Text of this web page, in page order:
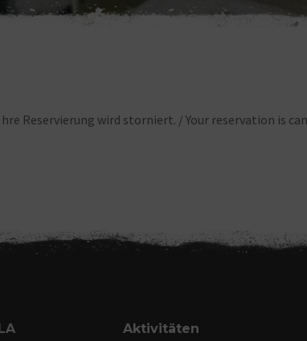
hre Reservierung wird storniert. / Your reservation is
Aktivitäten